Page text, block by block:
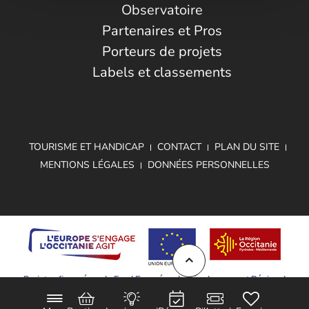
Observatoire
Partenaires et Pros
Porteurs de projets
Labels et classements
TOURISME ET HANDICAP CONTACT
PLAN DU SITE
MENTIONS LÉGALES
DONNÉES PERSONNELLES
Projet cofinancé par le Fond Européen de Développement Régional